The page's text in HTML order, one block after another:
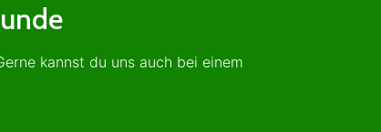
kannst du uns auch bei einem